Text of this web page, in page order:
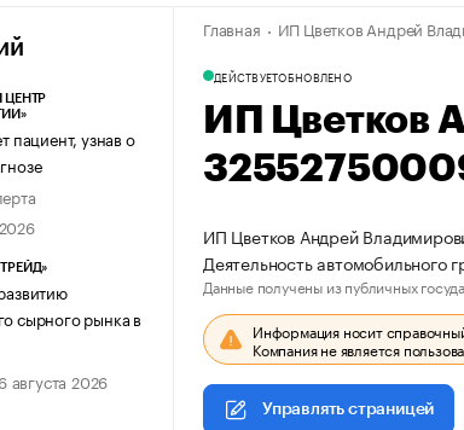
Рынок наличной валюты
ЦЕНТР
пациент, узнав о
сырного рынка в
6 августа 2026
Главная ИП Цветков Андрей
ДЕЙСТВУЕТОБНОВЛЕНО
ИП Цветков
ИП Цветков Андрей
Деятельность
Данные получены из публичных
Информация носит
Компания не является
Управлять страницей